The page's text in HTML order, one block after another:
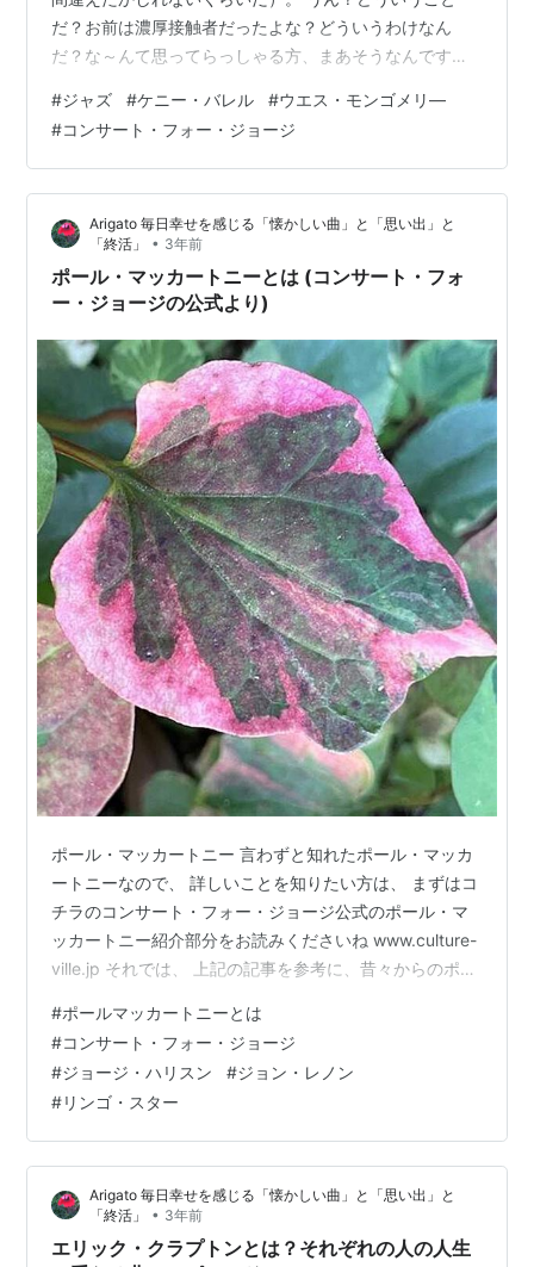
だ？お前は濃厚接触者だったよな？どういうわけなん
だ？な～んて思ってらっしゃる方、まあそうなんですけ
いないと勝手に認定したのだよ。だからこれは祝杯であ
る。 午前11時に僕は家を出た。妻に「しばらく外に出る
から１階で過ごせば？煮詰まっとるやろ？」という言葉
を残して。そしてあてもなくうろうろとガソリン３目盛
り分くらいドライブをしたのだった。わざわざ雑踏の中
に入り込むなんて怖ろしいことはしたくなかっ…
#ジャズ #ケニー・バレル #ウエス・モンゴメリ―
#コンサート・フォー・ジョージ
Arigato 毎日幸せを感じる「懐かしい曲」と「思い出」と
「終活」
• 3年前
ポール・マッカートニーとは (コンサート・フォ
ー・ジョージの公式より)
ポール・マッカートニー 言わずと知れたポール・マッカ
ートニーなので、 詳しいことを知りたい方は、 まずはコ
チラのコンサート・フォー・ジョージ公式のポール・マ
ッカートニー紹介部分をお読みくださいね www.culture-
ville.jp それでは、 上記の記事を参考に、昔々からのポー
ートニーといえば リヴァプールの不良少年だったジョン
との出会い そして、クオリーメンへの参加 バスで出会っ
た学年下のギターがめちゃ上手い少年ジョージも加わり
ビートルズとなり ドイツのハンブルクでの修行期間へと
すでにプロだった年長のリンゴの参加が決まり、 いわゆ
る…
#ポールマッカートニーとは
#コンサート・フォー・ジョージ
#ジョージ・ハリスン #ジョン・レノン
#リンゴ・スター
Arigato 毎日幸せを感じる「懐かしい曲」と「思い出」と
「終活」
• 3年前
エリック・クラプトンとは？それぞれの人の人生